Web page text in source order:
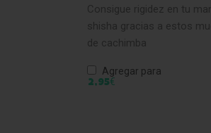
Consigue rigidez en tu
shisha gracias a estos
de cachimba
Agregar para
2,95€